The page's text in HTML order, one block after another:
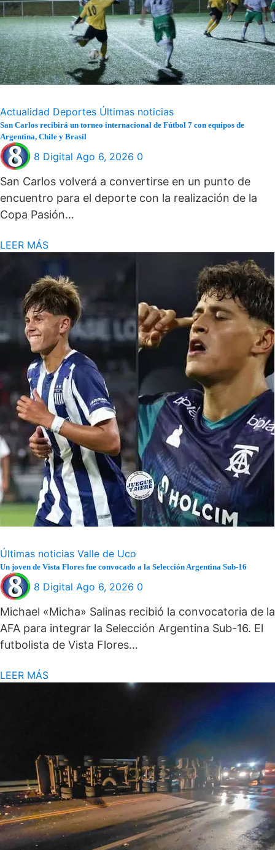
Actualidad Deportes Últimas noticias
San Carlos recibirá un torneo internacional de Fútbol 7 con equipos de
Argentina, Chile y Brasil
8 Digital Ago 6, 2026 0
San Carlos volverá a convertirse en un punto de
encuentro para el deporte con la realización de la
Copa Pasión…
LEER MÁS
Últimas noticias Valle de Uco
Un joven de Vista Flores fue convocado a la Selección Argentina Sub-16
8 Digital Ago 6, 2026 0
Michael «Micha» Salinas recibió la convocatoria de la
AFA para integrar la Selección Argentina Sub-16. El
futbolista de Vista Flores…
LEER MÁS